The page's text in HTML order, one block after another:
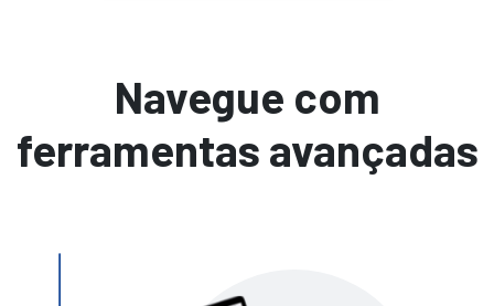
Navegue com
ferramentas avançadas